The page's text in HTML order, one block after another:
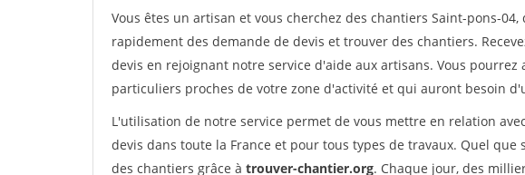
Vous êtes un artisan et vous cherchez des chantiers Saint-pons-
rapidement des demande de devis et trouver des chantiers.
devis en rejoignant notre service d'aide aux artisans. Vous pourrez
particuliers proches de votre zone d'activité et qui auront besoin
L'utilisation de notre service permet de vous mettre en relation
devis dans toute la France et pour tous types de travaux. Quel
des chantiers grâce à trouver-chantier.org. Chaque jour, des